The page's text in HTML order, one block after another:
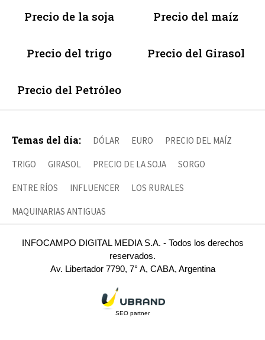
Precio de la soja Precio del maíz
Precio del trigo Precio del Girasol
Precio del Petróleo
Temas del día: DÓLAR EURO PRECIO DEL MAÍZ
TRIGO GIRASOL PRECIO DE LA SOJA SORGO
ENTRE RÍOS INFLUENCER LOS RURALES
MAQUINARIAS ANTIGUAS
INFOCAMPO DIGITAL MEDIA S.A. - Todos los derechos
reservados.
Av. Libertador 7790, 7° A, CABA, Argentina
SEO partner